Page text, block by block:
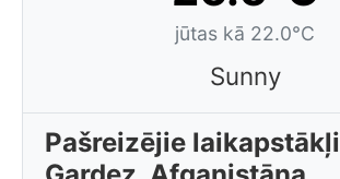
jūtas kā 22.0°C
Sunny
Pašreizējie laikapstākļi